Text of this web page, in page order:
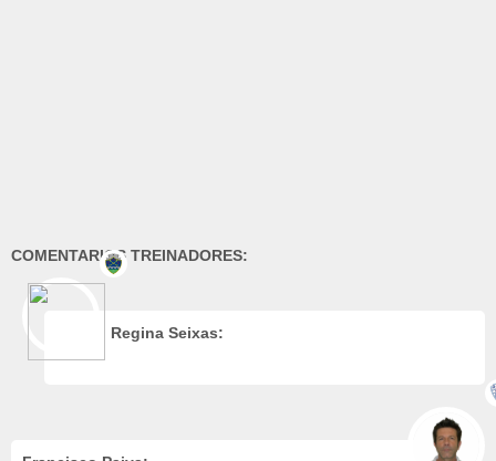
COMENTARIOS TREINADORES:
Regina Seixas: